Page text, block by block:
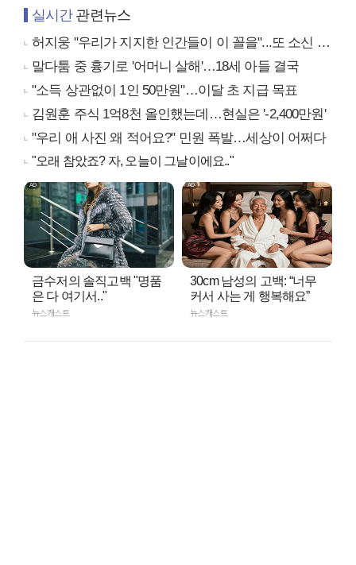
실시간관련뉴스
허지웅 "우리가 지지한 인간들이 이 꼴을"...또 소신 발언
말다툼 중 흉기로 '어머니 살해'…18세 아들 결국
"소득 상관없이 1인 50만원"…이달 초 지급 목표
김원훈 주식 1억8천 올인했는데…현실은 '-2,400만원'
"우리 애 사진 왜 적어요?" 민원 폭발…세상이 어쩌다
"오래 참았죠? 자, 오늘이 그날이에요.."
금수저의 솔직고백 "명품
은 다 여기서.."
뉴스캐스트
30cm 남성의 고백: “너무
커서 사는 게 행복해요”
뉴스캐스트